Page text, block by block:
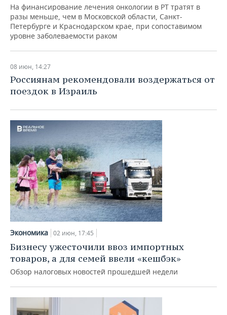
На финансирование лечения онкологии в РТ тратят в
разы меньше, чем в Московской области, Санкт-
Петербурге и Краснодарском крае, при сопоставимом
уровне заболеваемости раком
08 июн, 14:27
Россиянам рекомендовали воздержаться от
поездок в Израиль
Экономика 02 июн, 17:45
Бизнесу ужесточили ввоз импортных
товаров, а для семей ввели «кешбэк»
Обзор налоговых новостей прошедшей недели